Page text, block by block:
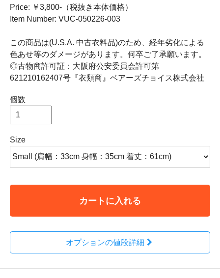
Price: ￥3,800-（税抜き本体価格）
Item Number: VUC-050226-003
この商品は(U.S.A. 中古衣料品)のため、経年劣化による
色あせ等のダメージがあります。何卒ご了承願います。
◎古物商許可証：大阪府公安委員会許可第
621210162407号『衣類商』ベアーズチョイス株式会社
個数
Size
カートに入れる
オプションの値段詳細